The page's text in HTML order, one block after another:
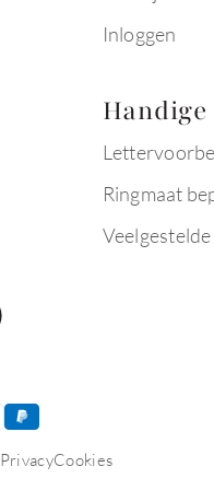
Inloggen
Ringmaat
PrivacyCookies